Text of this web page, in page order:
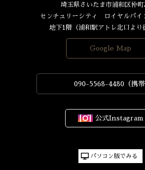
埼玉県さいたま市浦和区仲
センチュリーシティ ロイヤルパイ
地下1階（浦和駅アトレ北口より
Google Map
090-5568-4480（携帯
公式Instagram
パソコン版でみる